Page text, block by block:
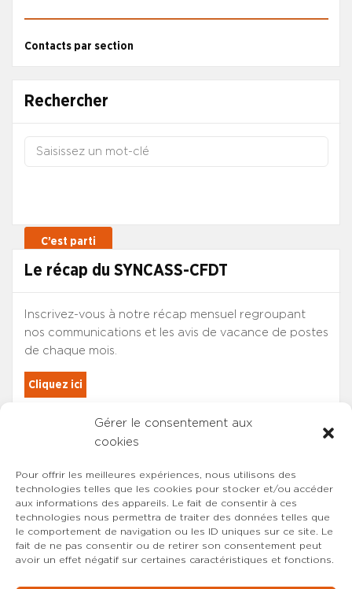
Gérer le consentement aux
cookies
Pour offrir les meilleures expériences, nous utilisons des
technologies telles que les cookies pour stocker et/ou accéder
aux informations des appareils. Le fait de consentir à ces
technologies nous permettra de traiter des données telles que
le comportement de navigation ou les ID uniques sur ce site. Le
fait de ne pas consentir ou de retirer son consentement peut
avoir un effet négatif sur certaines caractéristiques et fonctions.
Contacts par section
Rechercher
Le récap du SYNCASS-CFDT
Inscrivez-vous à notre récap mensuel regroupant
nos communications et les avis de vacance de postes
de chaque mois.
Cliquez ici
Les adhérents du SYNCASS-CFDT
sont automatiquement inscrits.